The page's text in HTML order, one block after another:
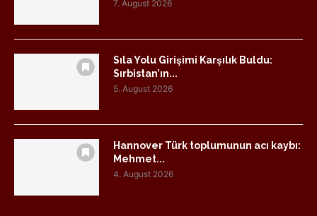
7. August 2026
Sıla Yolu Girişimi Karşılık Buldu:
Sırbistan’ın...
5. August 2026
Hannover Türk toplumunun acı kaybı:
Mehmet...
4. August 2026